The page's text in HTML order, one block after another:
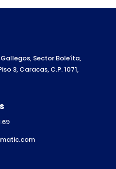
Sector Boleíta,
3, Caracas, C.P. 1071,